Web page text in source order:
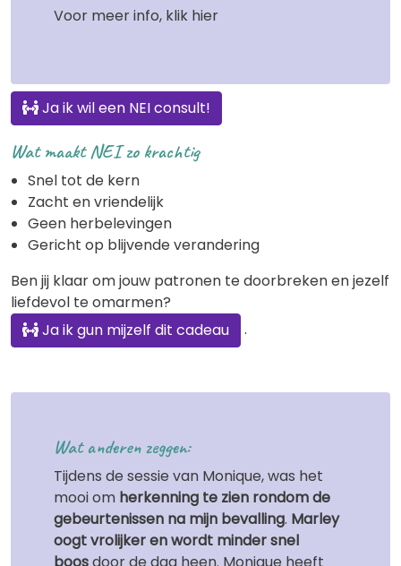
Voor meer info, klik hier
Ja ik wil een NEI consult!
Wat maakt NEI zo krachtig
Snel tot de kern
Zacht en vriendelijk
Geen herbelevingen
Gericht op blijvende verandering
Ben jij klaar om jouw patronen te doorbreken en jezelf
liefdevol te omarmen?
Ja ik gun mijzelf dit cadeau
.
Wat anderen zeggen:
Tijdens de sessie van Monique, was het
mooi om herkenning te zien rondom de
gebeurtenissen na mijn bevalling. Marley
oogt vrolijker en wordt minder snel